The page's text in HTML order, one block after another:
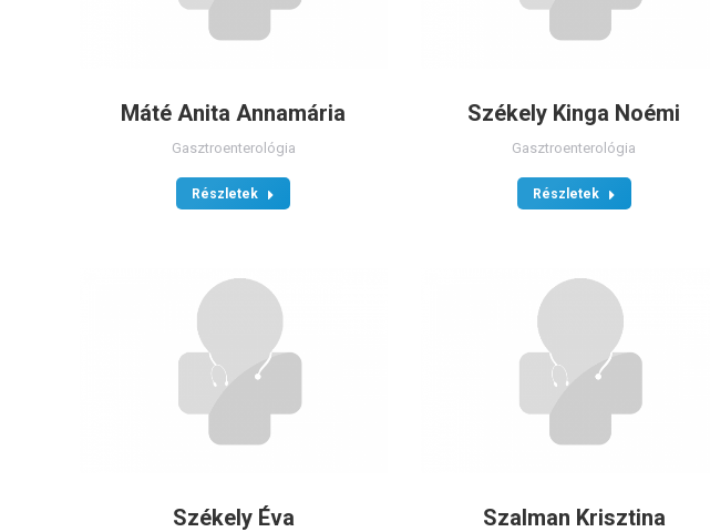
Máté Anita Annamária
Gasztroenterológia
Részletek
Székely Kinga Noémi
Gasztroenterológia
Részletek
Székely Éva
Szalman Krisztina